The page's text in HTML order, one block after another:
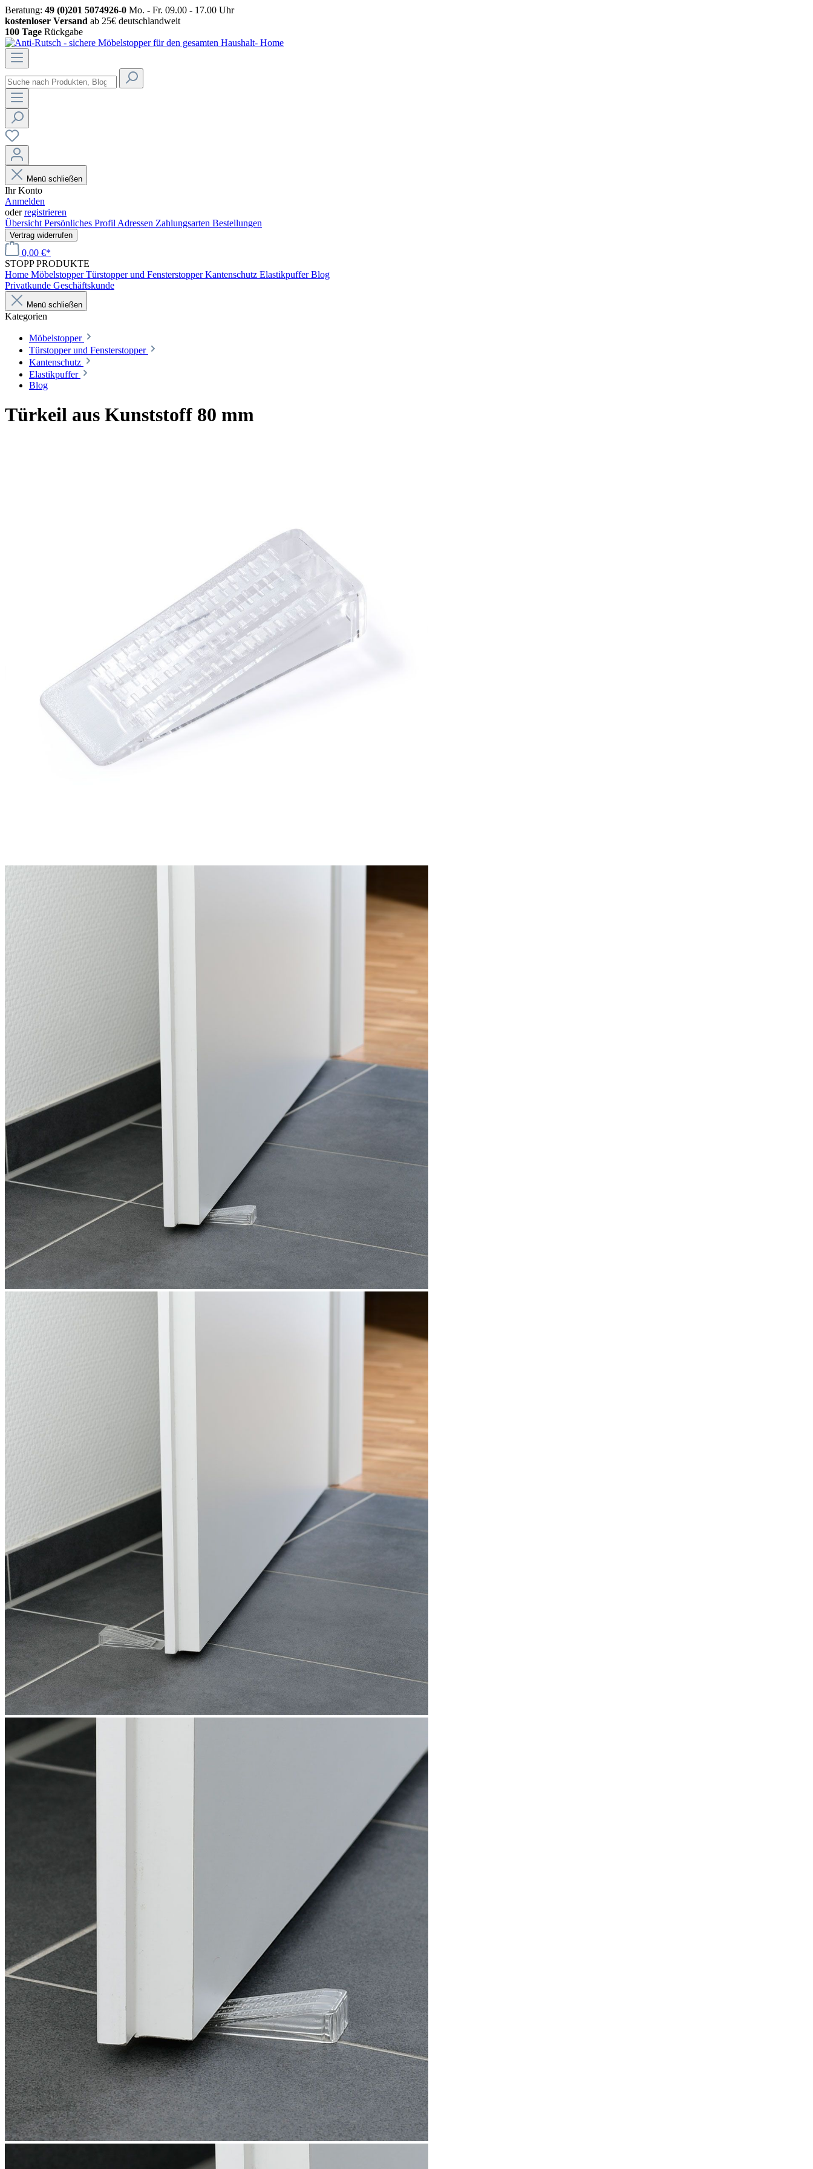
Beratung: 49 (0)201 5074926-0 Mo. - Fr. 09.00 - 17.00 Uhr
kostenloser Versand ab 25€ deutschlandweit
100 Tage Rückgabe
Menü schließen
Ihr Konto
Anmelden
oderregistrieren
Übersicht Persönliches Profil Adressen Zahlungsarten Bestellungen
Vertrag widerrufen
0,00 €*
STOPP PRODUKTE
Home Möbelstopper Türstopper und Fensterstopper Kantenschutz Elastikpuffer Blog
Privatkunde Geschäftskunde
Menü schließen
Kategorien
Möbelstopper
Türstopper und Fensterstopper
Kantenschutz
Elastikpuffer
Blog
Türkeil aus Kunststoff 80 mm